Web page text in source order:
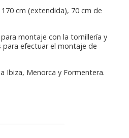
cm (extendida), 70 cm de
montaje con la tornillería y
para efectuar el montaje de
Ibiza, Menorca y Formentera.